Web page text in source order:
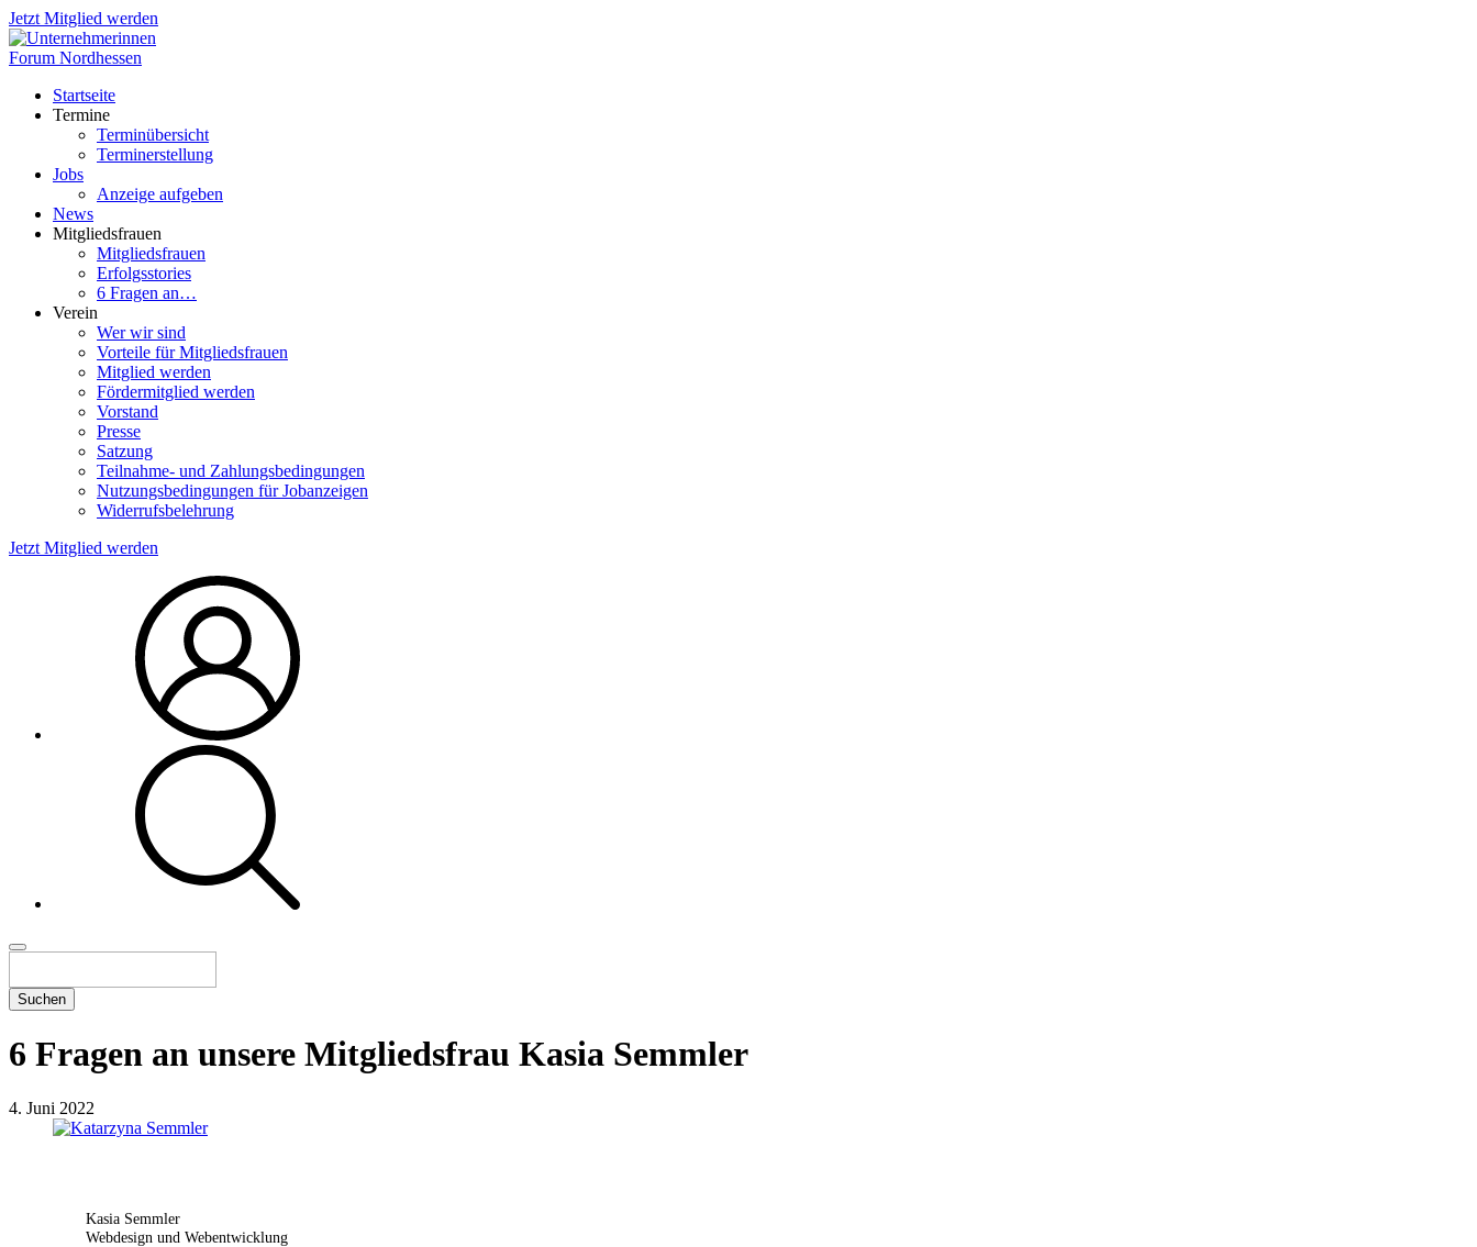
Jetzt Mitglied werden
Startseite
Termine
Terminübersicht
Terminerstellung
Jobs
Anzeige aufgeben
News
Mitgliedsfrauen
Mitgliedsfrauen
Erfolgsstories
6 Fragen an…
Verein
Wer wir sind
Vorteile für Mitgliedsfrauen
Mitglied werden
Fördermitglied werden
Vorstand
Presse
Satzung
Teilnahme- und Zahlungsbedingungen
Nutzungsbedingungen für Jobanzeigen
Widerrufsbelehrung
Jetzt Mitglied werden
Suchen
6 Fragen an unsere Mitgliedsfrau Kasia Semmler
4. Juni 2022
Kasia Semmler
Webdesign und Webentwicklung